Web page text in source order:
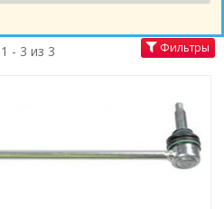
1 - 3 из 3 Фильтры